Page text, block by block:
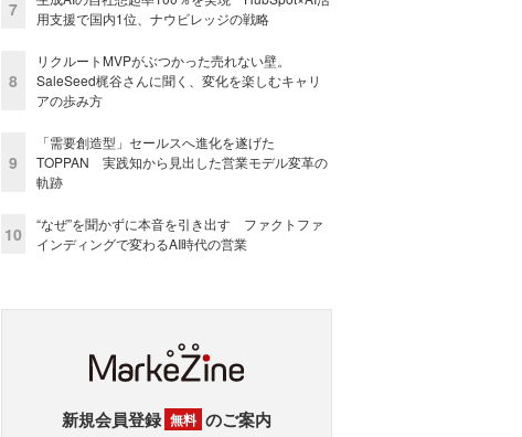
7
用支援で国内1位、ナウビレッジの戦略
8
リクルートMVPがぶつかった売れない壁。
SaleSeed梶谷さんに聞く、変化を楽しむキャリ
アの歩み方
9
「需要創造型」セールスへ進化を遂げた
TOPPAN 実践知から見出した営業モデル変革の
軌跡
10
“なぜ”を聞かずに本音を引き出す ファクトファ
インディングで変わるAI時代の営業
新規会員登録 無料 のご案内